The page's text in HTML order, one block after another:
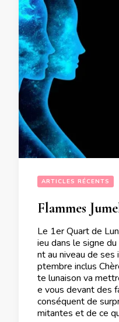
ARTICLES RÉCENTS
Le 1er Quart de
ieu dans le signe
nt au niveau de ses
ptembre inclus
te lunaison va
e vous devant des
conséquent de
mitantes et de ce